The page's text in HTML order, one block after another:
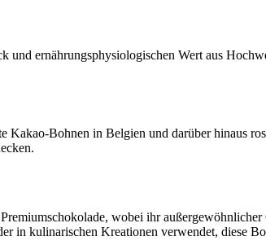
und ernährungsphysiologischen Wert aus
Bohnen in Belgien und darüber hinaus
wobei ihr
in kulinarischen Kreationen verwendet, diese